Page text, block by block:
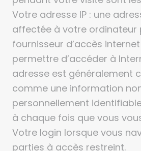
Votre adresse IP : une
affectée à votre ordinateur
fournisseur d’accès
permettre d’accéder à
adresse est généralement
comme une information
personnellement
à chaque fois que vous
Votre login lorsque vous
parties à accès restreint.